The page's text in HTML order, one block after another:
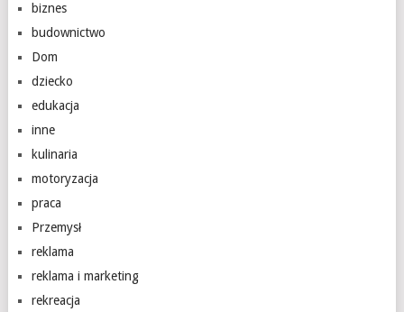
biznes
budownictwo
Dom
dziecko
edukacja
inne
kulinaria
motoryzacja
praca
Przemysł
reklama
reklama i marketing
rekreacja